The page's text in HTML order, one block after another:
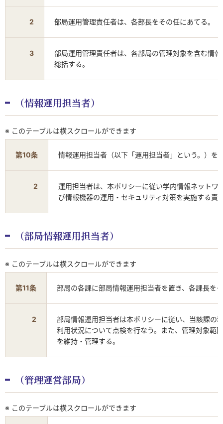
2 部局運用管理責任者は、各部長をその任にあてる。
3
部局運用管理責任者は、各部局の管理対象を含む情
総括する。
（情報運用担当者）
※ このテーブルは横スクロールができます
第10条 情報運用担当者（以下「運用担当者」という。）を
2
運用担当者は、本ポリシーに従い学内情報ネット
び情報機器の運用・セキュリティ対策を実施する責
（部局情報運用担当者）
※ このテーブルは横スクロールができます
第11条 部局の各課に部局情報運用担当者を置き、各課長を
2
部局情報運用担当者は本ポリシーに従い、当該課の
利用状況について点検を行なう。また、管理対象範
を維持・管理する。
（管理運営部局）
※ このテーブルは横スクロールができます